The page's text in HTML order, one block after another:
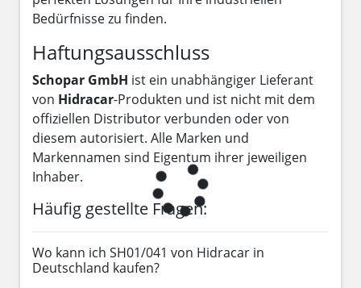
Bedürfnisse zu finden.
Haftungsausschluss
Schopar GmbH ist ein unabhängiger Lieferant
von Hidracar-Produkten und ist nicht mit dem
offiziellen Distributor verbunden oder von
diesem autorisiert. Alle Marken und
Markennamen sind Eigentum ihrer jeweiligen
Inhaber.
Häufig gestellte Fragen:
Wo kann ich SH01/041 von Hidracar in
Deutschland kaufen?